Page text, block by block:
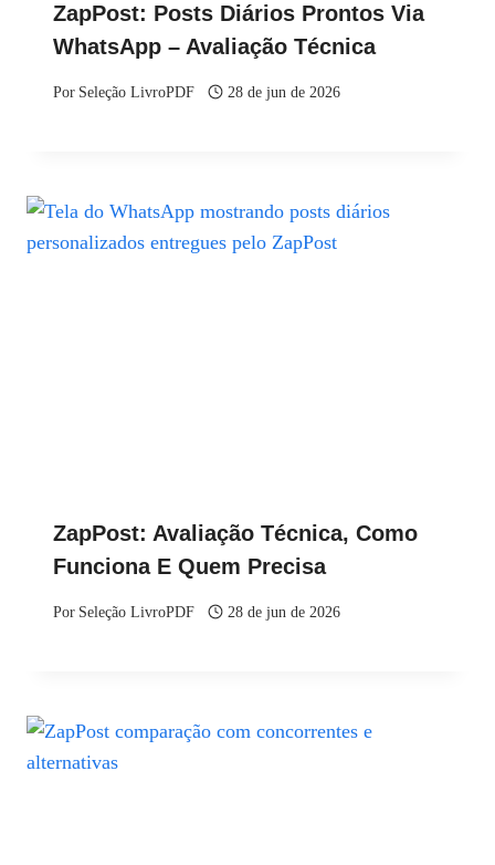
ZapPost: Posts Diários Prontos Via
WhatsApp – Avaliação Técnica
Por Seleção LivroPDF 28 de jun de 2026
ZapPost: Avaliação Técnica, Como
Funciona E Quem Precisa
Por Seleção LivroPDF 28 de jun de 2026